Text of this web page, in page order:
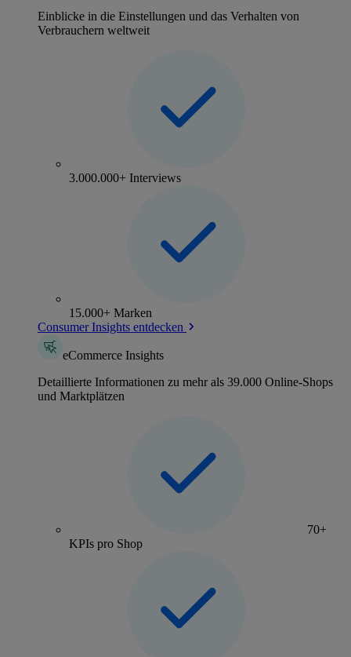
Einblicke in die Einstellungen und das Verhalten von
Verbrauchern weltweit
3.000.000+ Interviews
15.000+ Marken
Consumer Insights entdecken
eCommerce Insights
Detaillierte Informationen zu mehr als 39.000 Online-Shops
und Marktplätzen
70+
KPIs pro Shop